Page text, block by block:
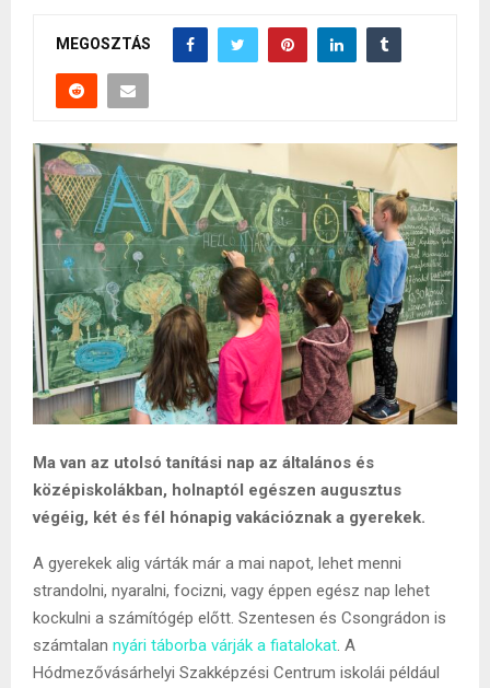
MEGOSZTÁS
Ma van az utolsó tanítási nap az általános és
középiskolákban, holnaptól egészen augusztus
végéig, két és fél hónapig vakációznak a gyerekek.
A gyerekek alig várták már a mai napot, lehet menni
strandolni, nyaralni, focizni, vagy éppen egész nap lehet
kockulni a számítógép előtt. Szentesen és Csongrádon is
számtalan nyári táborba várják a fiatalokat. A
Hódmezővásárhelyi Szakképzési Centrum iskolái például